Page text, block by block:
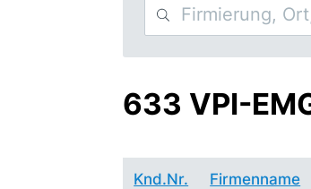
633 VPI-
Knd.Nr. Firmenname